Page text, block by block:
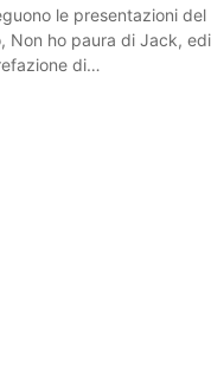
le presentazioni
Non ho paura di Jack,
di…